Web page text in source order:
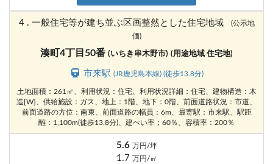
4 . 一般住宅等が建ち並ぶ区画整然とした住宅地域
(公示地
価)
湊町4丁目50番 (いちき串木野市) (用途地域 住宅地)
市来駅(JR鹿児島本線) (徒歩13.8分)
土地面積：261㎡、利用状況：住宅、利用状況詳細：住宅、建物構造：木
造[W]、供給施設：ガス、地上：1階、地下：0階、前面道路状況：市道、
前面道路の方位：南東、前面道路の幅員：6m、最寄駅：市来駅、駅距
離：1,100m(徒歩13.8分)、建ぺい率；60％、容積率：200％
5.6 万円/坪
1.7 万円/㎡